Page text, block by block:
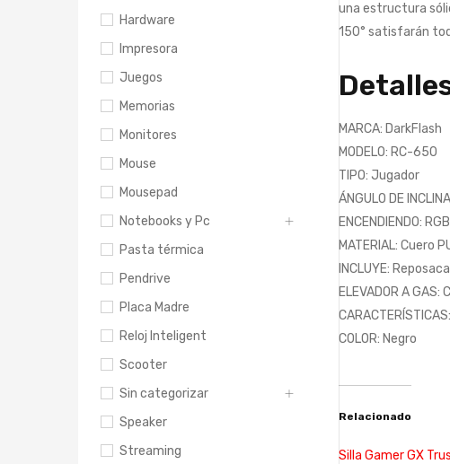
Hardware
Impresora
Juegos
Memorias
Monitores
Mouse
Mousepad
Notebooks y Pc
Pasta térmica
Pendrive
Placa Madre
Reloj Inteligent
Scooter
Sin categorizar
Speaker
Streaming
una estructura
150° satisfarán
MARCA: DarkFlash
MODELO: RC-650
TIPO: Jugador
ÁNGULO DE
ENCENDIENDO: RGB
MATERIAL: Cuero
INCLUYE:
ELEVADOR A GAS:
COLOR: Negro
Relacionado
Silla Gamer GX